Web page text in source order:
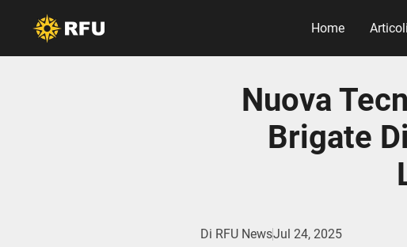
Home Articoli
Nuova
Brigate
Di RFU NewsJul 24, 2025